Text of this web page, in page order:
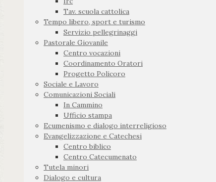
Tav. scuola cattolica
Tempo libero, sport e turismo
Servizio pellegrinaggi
Pastorale Giovanile
Centro vocazioni
Coordinamento Oratori
Progetto Policoro
Sociale e Lavoro
Comunicazioni Sociali
In Cammino
Ufficio stampa
Ecumenismo e dialogo interreligioso
Evangelizzazione e Catechesi
Centro biblico
Centro Catecumenato
Tutela minori
Dialogo e cultura